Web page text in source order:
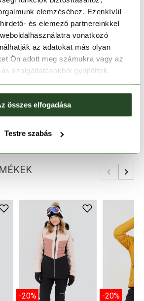
elemzéséhez. Ezenkívül
és elemező partnereinkkel
vonatkozó
az adatokat más olyan
Ön adott meg számukra vagy az
szolgáltatásokból gyűjtöttek.
összes elfogadása
Testre szabás
elérhető| Foglalás
-20% -20%